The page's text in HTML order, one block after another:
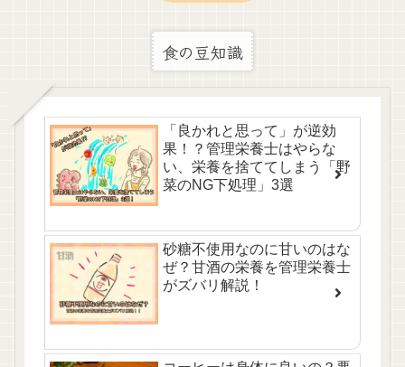
食の豆知識
「良かれと思って」が逆効
果！？管理栄養士はやらな
い、栄養を捨ててしまう「野
菜のNG下処理」3選
砂糖不使用なのに甘いのはな
ぜ？甘酒の栄養を管理栄養士
がズバリ解説！